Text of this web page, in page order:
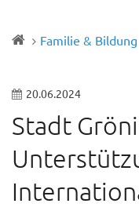
Familie & Bildung
20.06.2024
Stadt